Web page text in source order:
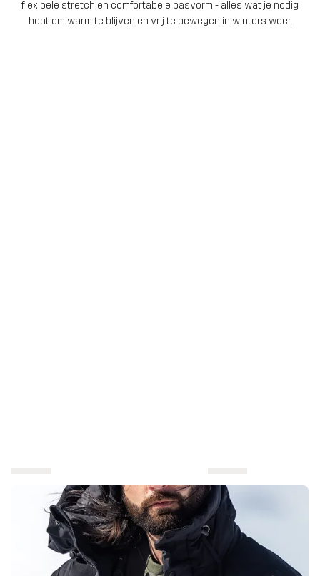
flexibele stretch en comfortabele pasvorm - alles wat je nodig
hebt om warm te blijven en vrij te bewegen in winters weer.